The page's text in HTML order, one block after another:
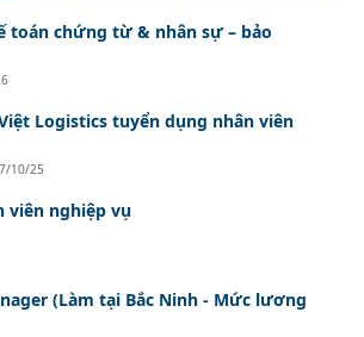
toán chứng từ & nhân sự – bảo
Logistics tuyển dụng nhân viên
10/25
viên nghiệp vụ
(Làm tại Bắc Ninh - Mức lương